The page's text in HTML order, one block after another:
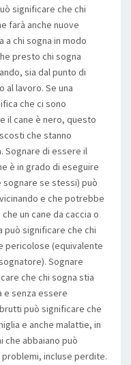
significare che chi
farà anche nuove
a chi sogna in modo
presto chi sogna
sia dal punto di
al lavoro. Se una
che ci sono
il cane è nero, questo
che stanno
Sognare di essere il
è in grado di eseguire
se stessi) può
e che potrebbe
un cane da caccia o
può significare che chi
pericolose (equivalente
Sognare
che chi sogna stia
e senza essere
può significare che
e anche malattie, in
che abbaiano può
incluse perdite.